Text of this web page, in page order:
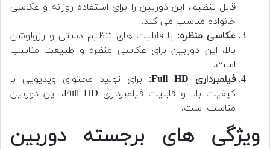
قابل تنظیم، این دوربین را برای استفاده روزانه و عکاسی
خانواده مناسب می کند.
عکاسی منظره: با قابلیت های تنظیم دستی و رزولوشن
بالا، این دوربین برای عکاسی منظره و طبیعت مناسب
است.
فیلمبرداری Full HD
: برای تولید محتوای ویدیویی با
کیفیت بالا و قابلیت فیلمبرداری Full HD، این دوربین
مناسب است.
ویژگی های برجسته دوربین